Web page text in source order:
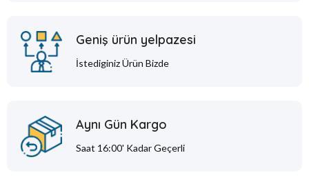
Geniş ürün yelpazesi
İstediginiz Ürün Bizde
Aynı Gün Kargo
Saat 16:00' Kadar Geçerli